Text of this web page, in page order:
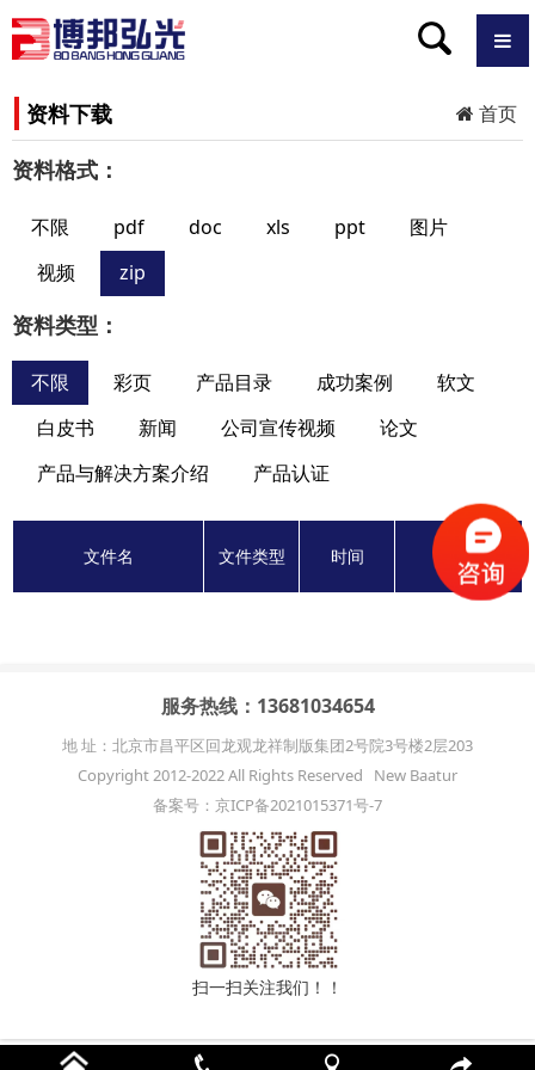
资料下载 首页
资料格式：
不限 pdf doc xls ppt
图片
视频
zip
资料类型：
不限 彩页 产品目录 成功案例
软文
白皮书
新闻 公司宣传视频
论文
产品与解决方案介绍
产品认证
文件名 文件类型 时间 下载
服务热线：13681034654
地 址：北京市昌平区回龙观龙祥制版集团2号院3号楼2层203
Copyright 2012-2022 All Rights Reserved New Baatur
备案号：京ICP备2021015371号-7
扫一扫关注我们！！